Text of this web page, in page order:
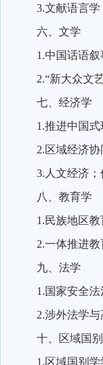
3.文献语言
六、文学
1.中国话语
2.“新大众文
七、经济学
1.推进中国
2.区域经济
3. 人文经济
八、教育学
1.民族地区
2.一体推进教
九、法学
1.国家安全
2.涉外法学
十、区域国
1.区域国别